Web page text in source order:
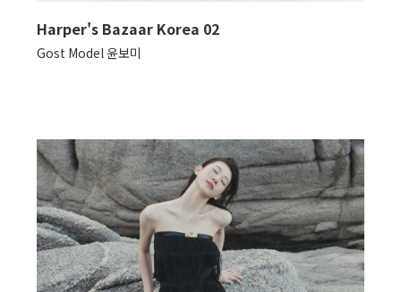
Harper's Bazaar Korea 02
Gost Model 윤보미